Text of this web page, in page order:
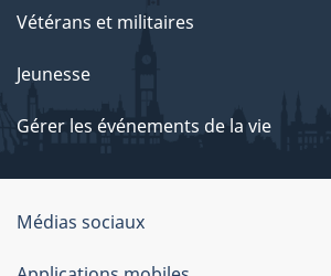
Vétérans et militaires
Jeunesse
Gérer les événements de la vie
Organisation
du
Médias sociaux